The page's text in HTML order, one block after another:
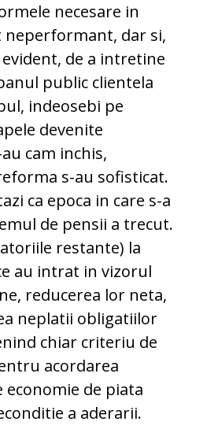
necesare in
neperformant, dar si,
de a intretine
public clientela
indeosebi pe
devenite
cam inchis,
s-au sofisticat.
ca epoca in care s-a
de pensii a trecut.
restante) la
au intrat in vizorul
reducerea lor neta,
neplatii obligatiilor
chiar criteriu de
acordarea
economie de piata
a aderarii.